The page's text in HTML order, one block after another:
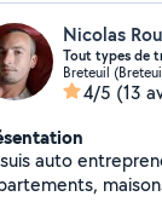
Nicolas
Tout types de
Breteuil
4/5 (13
auto